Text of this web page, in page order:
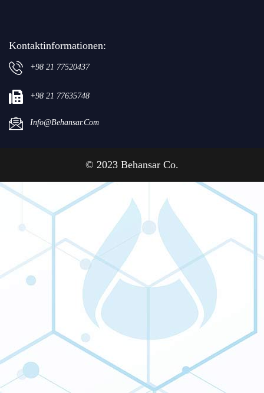
Kontaktinformationen:
+98 21 77520437
+98 21 77635748
Info@behansar.com
© 2023 Behansar Co.